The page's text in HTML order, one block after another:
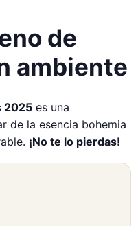
de
ambiente
2025 es una
de la esencia bohemia
¡No te lo pierdas!